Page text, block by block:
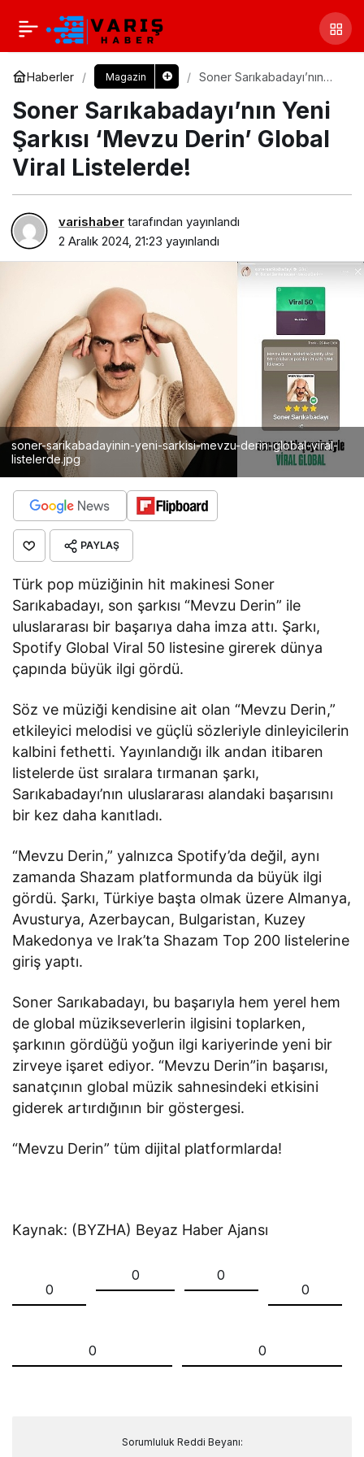
Haberler Magazin
Soner Sarıkabadayı’nın
Global Viral Listelerde!
Soner Sarıkabadayı’nın Yeni
Şarkısı ‘Mevzu Derin’ Global
Viral Listelerde!
varishaber tarafından yayınlandı
2 Aralık 2024, 21:23 yayınlandı
soner-sarikabadayinin-yeni-sarkisi-mevzu-derin-global-viral-
listelerde.jpg
PAYLAŞ
Türk pop müziğinin hit makinesi Soner
Sarıkabadayı, son şarkısı “Mevzu Derin” ile
uluslararası bir başarıya daha imza attı. Şarkı,
Spotify Global Viral 50 listesine girerek dünya
çapında büyük ilgi gördü.
Söz ve müziği kendisine ait olan “Mevzu Derin,”
etkileyici melodisi ve güçlü sözleriyle dinleyicilerin
kalbini fethetti. Yayınlandığı ilk andan itibaren
listelerde üst sıralara tırmanan şarkı,
Sarıkabadayı’nın uluslararası alandaki başarısını
bir kez daha kanıtladı.
“Mevzu Derin,” yalnızca Spotify’da değil, aynı
zamanda Shazam platformunda da büyük ilgi
gördü. Şarkı, Türkiye başta olmak üzere Almanya,
Avusturya, Azerbaycan, Bulgaristan, Kuzey
Makedonya ve Irak’ta Shazam Top 200 listelerine
giriş yaptı.
Soner Sarıkabadayı, bu başarıyla hem yerel hem
de global müzikseverlerin ilgisini toplarken,
şarkının gördüğü yoğun ilgi kariyerinde yeni bir
zirveye işaret ediyor. “Mevzu Derin”in başarısı,
sanatçının global müzik sahnesindeki etkisini
giderek artırdığının bir göstergesi.
“Mevzu Derin” tüm dijital platformlarda!
Kaynak: (BYZHA) Beyaz Haber Ajansı
0
0
0
0
0 0
Sorumluluk Reddi Beyanı: